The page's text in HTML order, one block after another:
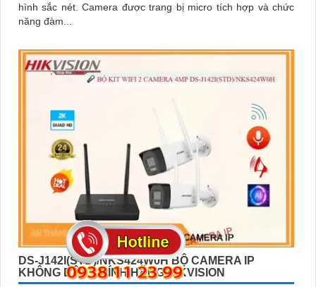
hình sắc nét. Camera được trang bị micro tích hợp và chức
năng đàm...
DS-J142I(STD)/NKS424W0H BỘ CAMERA IP
KHÔNG DÂY CHÍNH HÃNG HIKVISION